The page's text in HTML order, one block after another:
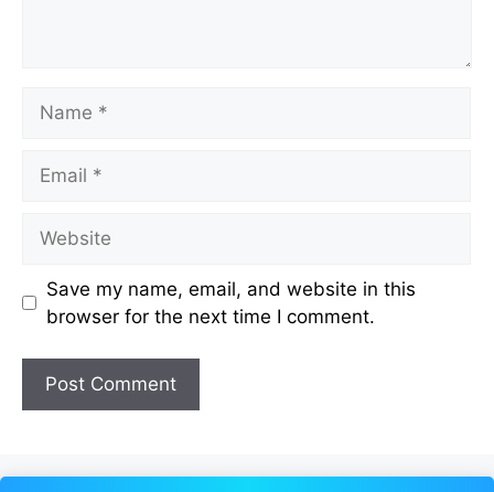
Save my name, email, and website in this
browser for the next time I comment.